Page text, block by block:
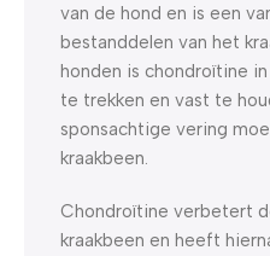
van de hond en is een
bestanddelen van het
honden is chondroïtine
te trekken en vast te
sponsachtige vering
kraakbeen.
Chondroïtine verbetert
kraakbeen en heeft